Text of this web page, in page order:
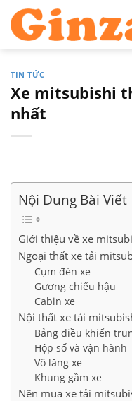
Skip
content
TIN TỨC
Xe mitsubishi
nhất
Nội Dung Bài Viết
Giới thiệu về xe
Ngoại thất xe tải
Cụm đèn xe
Gương chiếu hậu
Cabin xe
Nội thất xe tải
Bảng điều khiển
Hộp số và vận hành
Vô lăng xe
Khung gầm xe
Nên mua xe tải